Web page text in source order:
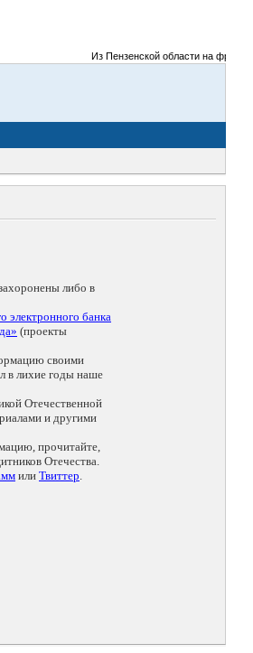
Из Пензенской области на фронты
либо в
электронного банка
(проекты
своими
в лихие годы наше
Отечественной
и другими
прочитайте,
Отечества.
или Твиттер.